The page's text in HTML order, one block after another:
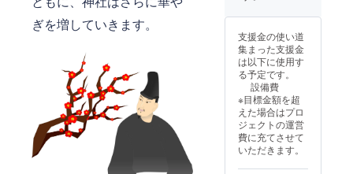
ぎを増していきます。
さは購
数によ
り変動
しま
す。 ※
さざれ
石常香
炉が存
在する
限り掲
載させ
ていた
ルで確
ていた
だきま
す。 ※
ニック
ネーム
でのご
参加も
できま
す。 ※
掲載す
る内容
支援金の使い道
集まった支援金
は以下に使用す
る予定です。
設備費
※目標金額を超
えた場合はプロ
ジェクトの運営
費に充てさせて
いただきます。